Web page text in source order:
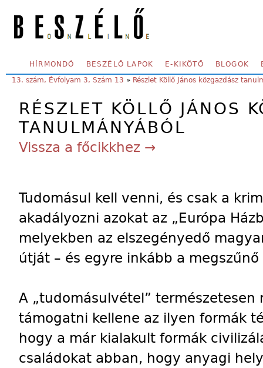
SECONDARY MENU
HÍRMONDÓ BESZÉLŐ LAPOK E-KIKÖTŐ BLOGOK
YOU ARE HERE:
13. szám, Évfolyam 3, Szám 13 » Részlet Köllő János közgazdász
RÉSZLET KÖLLŐ JÁNOS
TANULMÁNYÁBÓL
Vissza a főcikkhez →
Tudomásul kell venni, és csak a
akadályozni azokat az „Európa
melyekben az elszegényedő
útját – és egyre inkább a
A „tudomásulvétel”
támogatni kellene az ilyen formák
hogy a már kialakult formák
családokat abban, hogy anyagi